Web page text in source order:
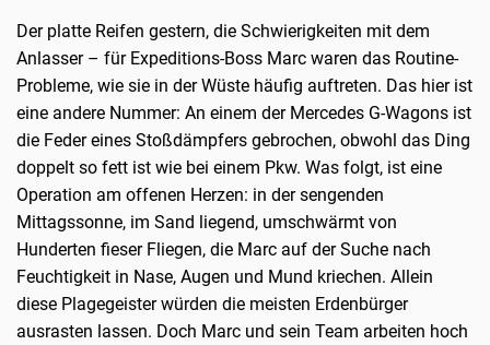
Der platte Reifen gestern, die Schwierigkeiten mit dem
Anlasser – für Expeditions-Boss Marc waren das Routine-
Probleme, wie sie in der Wüste häufig auftreten. Das hier ist
eine andere Nummer: An einem der Mercedes G-Wagons ist
die Feder eines Stoßdämpfers gebrochen, obwohl das Ding
doppelt so fett ist wie bei einem Pkw. Was folgt, ist eine
Operation am offenen Herzen: in der sengenden
Mittagssonne, im Sand liegend, umschwärmt von
Hunderten fieser Fliegen, die Marc auf der Suche nach
Feuchtigkeit in Nase, Augen und Mund kriechen. Allein
diese Plagegeister würden die meisten Erdenbürger
ausrasten lassen. Doch Marc und sein Team arbeiten hoch